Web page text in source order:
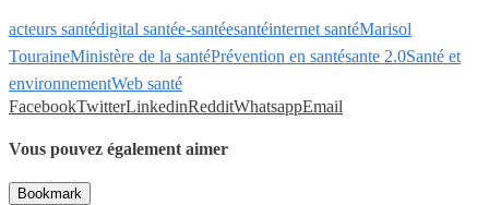
acteurs santédigital santée-santéesantéinternet santéMarisol
TouraineMinistère de la santéPrévention en santésante 2.0Santé et
environnementWeb santé
FacebookTwitterLinkedinRedditWhatsappEmail
Vous pouvez également aimer
Bookmark